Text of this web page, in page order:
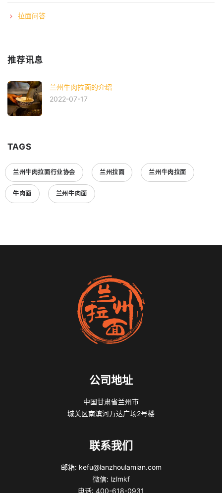
拉面问答
推荐讯息
兰州牛肉拉面的介绍
2022-07-17
TAGS
兰州牛肉拉面行业协会 兰州拉面 兰州牛肉拉面
牛肉面 兰州牛肉面
公司地址
中国甘肃省兰州市
城关区南滨河万达广场2号楼
联系我们
邮箱: kefu@lanzhoulamian.com
微信: lzlmkf
电话: 400-618-0931